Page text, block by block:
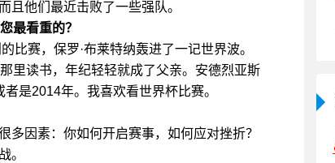
且他们最近击败了一些强队。
最看重的？
比赛，保罗·布莱特纳轰进了一记世界波。
里读书，年纪轻轻就成了父亲。安德烈亚斯
是2014年。我喜欢看世界杯比赛。
多因素：你如何开启赛事，如何应对挫折？
。